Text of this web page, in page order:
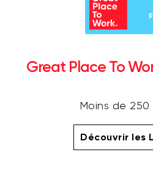
Great Place To
Moins de 250
Découvrir les